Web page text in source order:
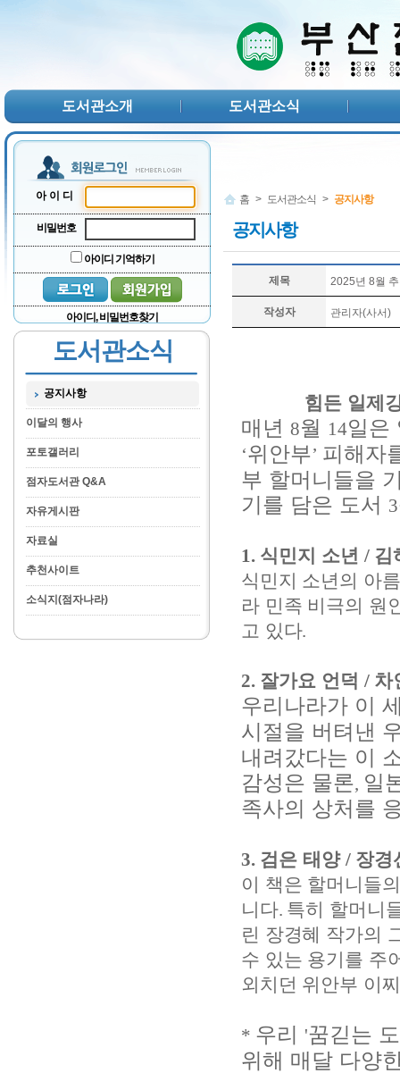
도서관소개 도서관소식
아이디
비밀번호
아이디 기억하기
아이디, 비밀번호찾기
도서관소식
공지사항
이달의 행사
포토갤러리
점자도서관 Q&A
자유게시판
자료실
추천사이트
소식지(점자나라)
홈 > 도서관소식 > 공지사항
공지사항
제목 2025년 8월
작성자 관리자(사서)
힘든 일제
매년 8월 14일은
‘위안부’ 피해자
부 할머니들을
기를 담은 도서 3
1. 식민지 소년 / 김
식민지 소년의 아
라 민족 비극의 원
고 있다.
2. 잘가요 언덕 / 차
우리나라가 이
시절을 버텨낸
내려갔다는 이
감성은 물론, 일
족사의 상처를
3. 검은 태양 / 장경
이 책은 할머니들
니다. 특히 할머니
린 장경혜 작가의
수 있는 용기를 주
외치던 위안부 이
* 우리 '꿈긷는
위해 매달 다양